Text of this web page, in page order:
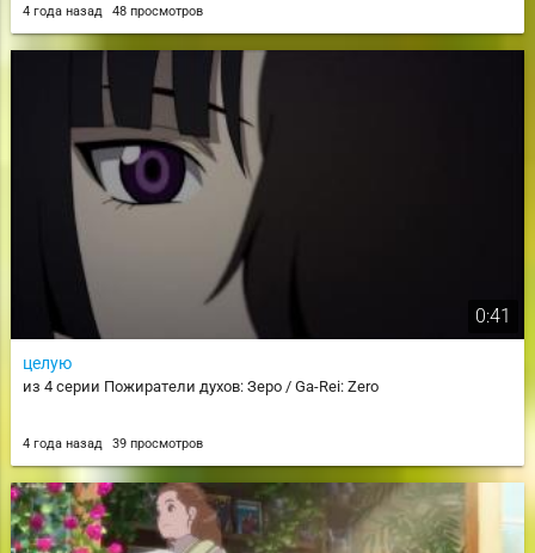
4 года назад 48 просмотров
0:41
целую
из 4 серии Пожиратели духов: Зеро / Ga-Rei: Zero
4 года назад 39 просмотров